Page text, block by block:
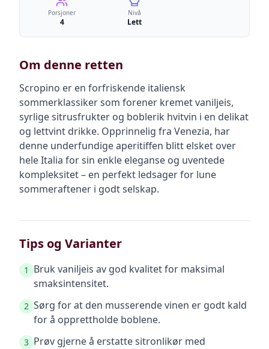
Porsjoner
4
Nivå
Lett
Om denne retten
Scropino er en forfriskende italiensk
sommerklassiker som forener kremet vaniljeis,
syrlige sitrusfrukter og boblerik hvitvin i en delikat
og lettvint drikke. Opprinnelig fra Venezia, har
denne underfundige aperitiffen blitt elsket over
hele Italia for sin enkle eleganse og uventede
kompleksitet – en perfekt ledsager for lune
sommeraftener i godt selskap.
Tips og Varianter
1
Bruk vaniljeis av god kvalitet for maksimal
smaksintensitet.
2 Sørg for at den musserende vinen er godt kald
for å opprettholde boblene.
3 Prøv gjerne å erstatte sitronlikør med